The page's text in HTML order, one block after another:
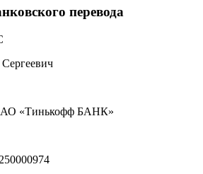
перевода
АО «Тинькофф БАНК»